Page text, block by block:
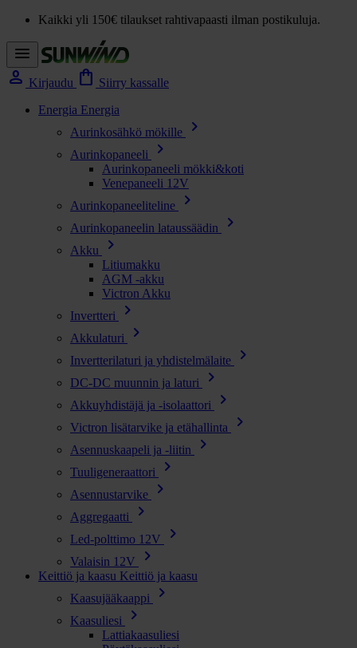
Kaikki yli 150€ tilaukset rahtivapaasti ilman postikuluja.
menu
person Kirjaudu shopping_bag Siirry kassalle
Energia Energia
Aurinkosähkö mökille
chevron_right
Aurinkopaneeli chevron_right
Aurinkopaneeli mökki&koti
Venepaneeli 12V
Aurinkopaneeliteline
chevron_right
Aurinkopaneelin lataussäädin chevron_right
Akku chevron_right
Litiumakku
AGM -akku
Victron Akku
Invertteri
chevron_right
Akkulaturi chevron_right
Invertterilaturi ja yhdistelmälaite chevron_right
DC-DC muunnin ja laturi chevron_right
Akkuyhdistäjä ja -isolaattori chevron_right
Victron lisätarvike ja etähallinta chevron_right
Asennuskaapeli ja -liitin chevron_right
Tuuligeneraattori chevron_right
Asennustarvike chevron_right
Aggregaatti chevron_right
Led-polttimo 12V chevron_right
Valaisin 12V chevron_right
Keittiö ja kaasu Keittiö ja kaasu
Kaasujääkaappi
chevron_right
Kaasuliesi chevron_right
Lattiakaasuliesi